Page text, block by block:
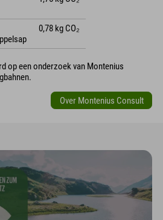
0,78 kg CO₂
op een onderzoek van Montenius
Over Montenius Consult